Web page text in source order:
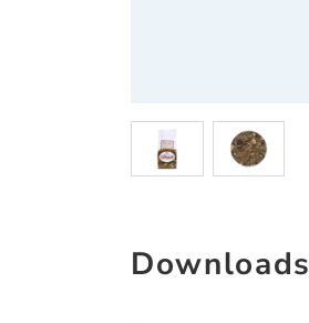
Downloads